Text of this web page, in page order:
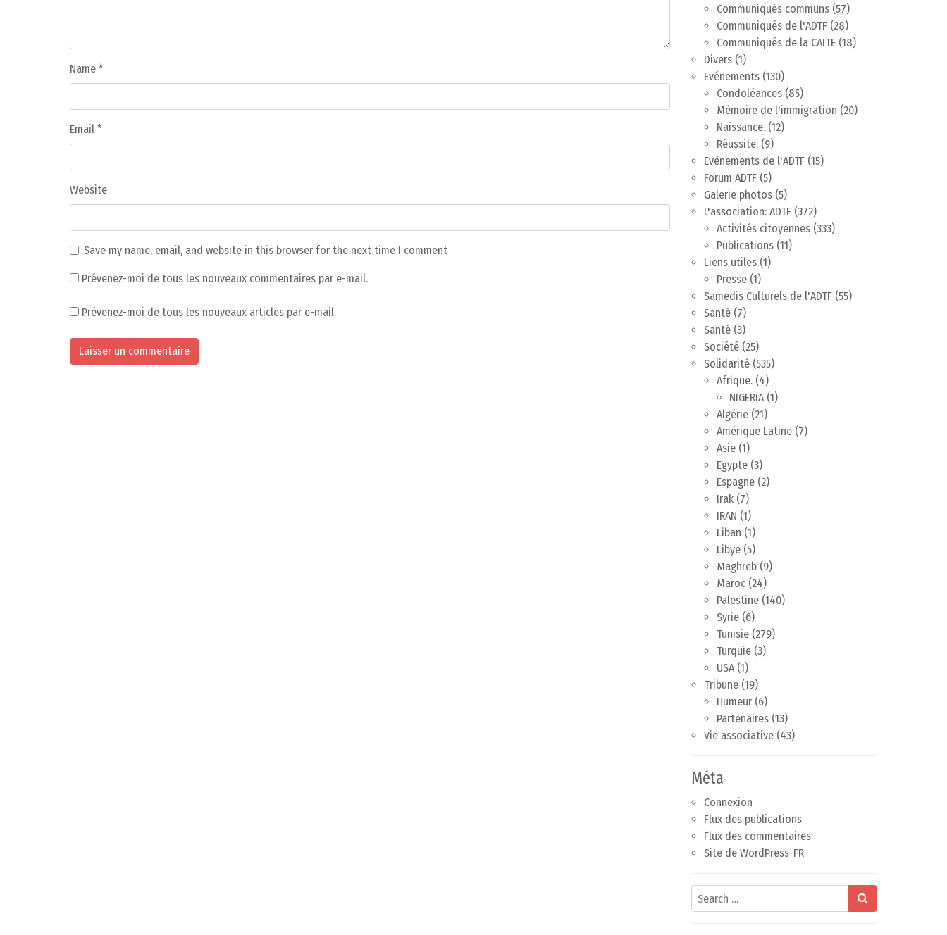
Name *
Email *
Website
Save my name, email, and website in this browser for the next time I comment
Prévenez-moi de tous les nouveaux commentaires par e-mail.
Prévenez-moi de tous les nouveaux articles par e-mail.
Communiqués communs (57)
Communiqués de l'ADTF (28)
Communiqués de la CAITE (18)
Divers (1)
Evénements (130)
Condoléances (85)
Mémoire de l'immigration (20)
Naissance. (12)
Réussite. (9)
Evènements de l'ADTF (15)
Forum ADTF (5)
Galerie photos (5)
L'association: ADTF (372)
Activités citoyennes (333)
Publications (11)
Liens utiles (1)
Presse (1)
Samedis Culturels de l'ADTF (55)
Santé (7)
Santé (3)
Société (25)
Solidarité (535)
Afrique. (4)
NIGERIA(1)
Algérie (21)
Amérique Latine (7)
Asie (1)
Egypte (3)
Espagne (2)
Irak (7)
IRAN (1)
Liban (1)
Libye (5)
Maghreb (9)
Maroc (24)
Palestine (140)
Syrie (6)
Tunisie (279)
Turquie (3)
USA(1)
Tribune (19)
Humeur (6)
Partenaires (13)
Vie associative (43)
Méta
Connexion
Flux des publications
Flux des commentaires
Site de WordPress-FR
Search